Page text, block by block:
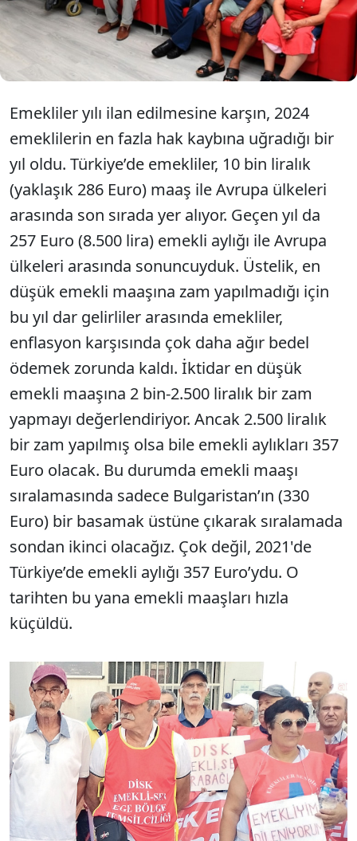
arasında son sırada. Emeklilere zam yapılsa
bile dipten kurtulamayacağız
Emekliler yılı ilan edilmesine karşın, 2024
emeklilerin en fazla hak kaybına uğradığı bir
yıl oldu. Türkiye’de emekliler, 10 bin liralık
(yaklaşık 286 Euro) maaş ile Avrupa ülkeleri
arasında son sırada yer alıyor. Geçen yıl da
257 Euro (8.500 lira) emekli aylığı ile Avrupa
ülkeleri arasında sonuncuyduk. Üstelik, en
düşük emekli maaşına zam yapılmadığı için
bu yıl dar gelirliler arasında emekliler,
enflasyon karşısında çok daha ağır bedel
ödemek zorunda kaldı. İktidar en düşük
emekli maaşına 2 bin-2.500 liralık bir zam
yapmayı değerlendiriyor. Ancak 2.500 liralık
bir zam yapılmış olsa bile emekli aylıkları 357
Euro olacak. Bu durumda emekli maaşı
sıralamasında sadece Bulgaristan’ın (330
Euro) bir basamak üstüne çıkarak sıralamada
sondan ikinci olacağız. Çok değil, 2021'de
Türkiye’de emekli aylığı 357 Euro’ydu. O
tarihten bu yana emekli maaşları hızla
küçüldü.